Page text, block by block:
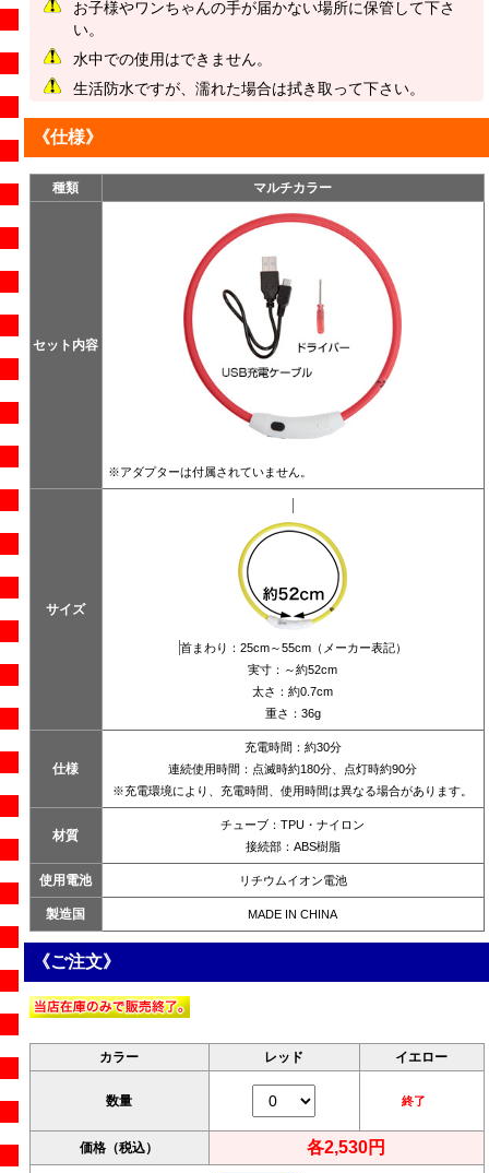
お子様やワンちゃんの手が届かない場所に保管して下さ
い。
水中での使用はできません。
生活防水ですが、濡れた場合は拭き取って下さい。
《仕様》
種類 マルチカラー
セット内容
※アダプターは付属されていません。
サイズ
首まわり：25cm～55cm（メーカー表記）
実寸：～約52cm
太さ：約0.7cm
重さ：36g
仕様
充電時間：約30分
連続使用時間：点滅時約180分、点灯時約90分
※充電環境により、充電時間、使用時間は異なる場合があります。
材質
チューブ：TPU・ナイロン
接続部：ABS樹脂
使用電池 リチウムイオン電池
製造国 MADE IN CHINA
《ご注文》
カラー レッド イエロー
数量 終了
価格（税込） 各2,530円